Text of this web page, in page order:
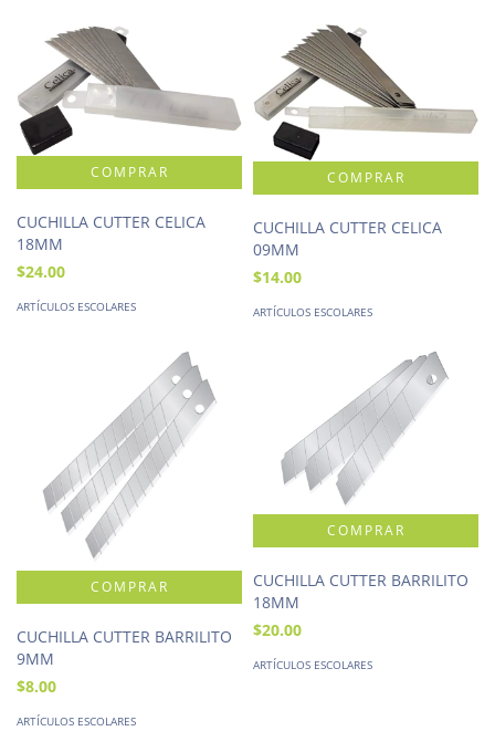
CUCHILLA CUTTER CELICA
18MM
$24.00
ARTÍCULOS ESCOLARES
CUCHILLA CUTTER CELICA
09MM
$14.00
ARTÍCULOS ESCOLARES
CUCHILLA CUTTER BARRILITO
9MM
$8.00
ARTÍCULOS ESCOLARES
CUCHILLA CUTTER BARRILITO
18MM
$20.00
ARTÍCULOS ESCOLARES